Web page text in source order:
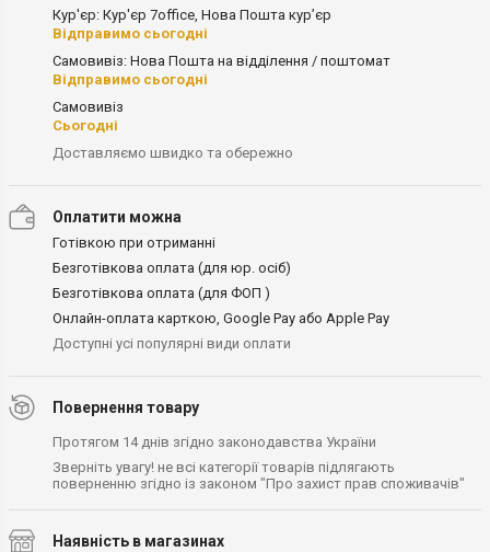
Кур'єр: Кур'єр 7office, Нова Пошта кур’єр
Відправимо сьогодні
Самовивіз: Нова Пошта на відділення / поштомат
Відправимо сьогодні
Самовивіз
Сьогодні
Доставляємо швидко та обережно
Оплатити можна
Готівкою при отриманні
Безготівкова оплата (для юр. осіб)
Безготівкова оплата (для ФОП )
Онлайн-оплата карткою, Google Pay або Apple Pay
Доступні усі популярні види оплати
Повернення товару
Протягом 14 днів згідно законодавства України
Зверніть увагу! не всі категорії товарів підлягають
поверненню згідно із законом "Про захист прав споживачів"
Наявність в магазинах